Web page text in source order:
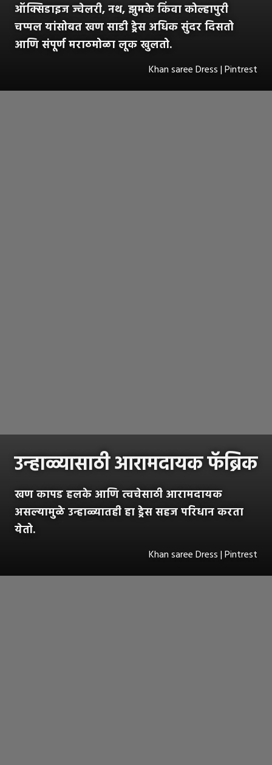
ऑक्सिडाइज ज्वेलरी, नथ, झुमके किंवा कोल्हापुरी
चप्पल यांसोबत खण साडी ड्रेस अधिक सुंदर दिसतो
आणि संपूर्ण मराठमोळा लूक खुलतो.
Khan saree Dress | Pintrest
उन्हाळ्यासाठी आरामदायक फॅब्रिक
खण कापड हलके आणि त्वचेसाठी आरामदायक
असल्यामुळे उन्हाळ्यातही हा ड्रेस सहज परिधान करता
येतो.
Khan saree Dress | Pintrest